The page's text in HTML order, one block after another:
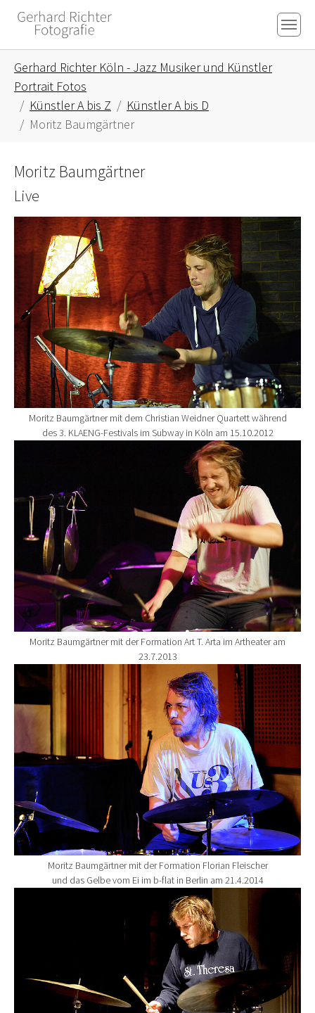
Skip to main content
Skip to page footer
Gerhard Richter Köln - Jazz Musiker und Künstler
Portrait Fotos
Künstler A bis Z
Künstler A bis D
Moritz Baumgärtner
Moritz Baumgärtner
Live
Show larger version for:
Moritz Baumgärtner mit dem Christian Weidner Quartett während
des 3. KLAENG-Festivals im Subway in Köln am 15.10.2012
Moritz Baumgärtner mit der Formation Art T. Arta im Artheater am
23.7.2013
Show larger version for:
Moritz Baumgärtner mit der Formation Florian Fleischer
und das Gelbe vom Ei im b-flat in Berlin am 21.4.2014